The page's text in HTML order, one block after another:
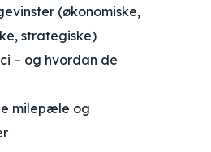
(økonomiske,
strategiske)
– og hvordan de
milepæle og